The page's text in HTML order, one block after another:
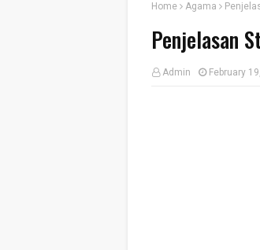
Home Agama
Penjelasan
Admin February